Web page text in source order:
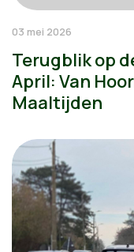
03 mei 2026
Terugblik op
April: Van
Maaltijden